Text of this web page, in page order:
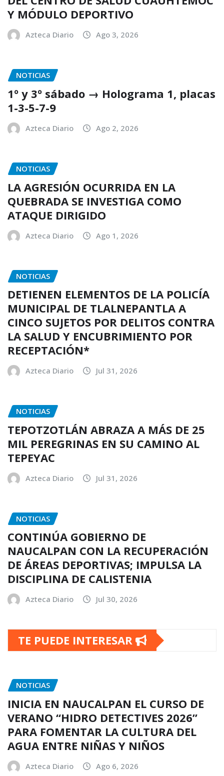
Y MÓDULO DEPORTIVO
Azteca Diario Ago 3, 2026
NOTICIAS
1º y 3º sábado → Holograma 1, placas
1-3-5-7-9
Azteca Diario Ago 2, 2026
NOTICIAS
LA AGRESIÓN OCURRIDA EN LA
QUEBRADA SE INVESTIGA COMO
ATAQUE DIRIGIDO
Azteca Diario Ago 1, 2026
NOTICIAS
DETIENEN ELEMENTOS DE LA POLICÍA
MUNICIPAL DE TLALNEPANTLA A
CINCO SUJETOS POR DELITOS CONTRA
LA SALUD Y ENCUBRIMIENTO POR
RECEPTACIÓN*
Azteca Diario Jul 31, 2026
NOTICIAS
TEPOTZOTLÁN ABRAZA A MÁS DE 25
MIL PEREGRINAS EN SU CAMINO AL
TEPEYAC
Azteca Diario Jul 31, 2026
NOTICIAS
CONTINÚA GOBIERNO DE
NAUCALPAN CON LA RECUPERACIÓN
DE ÁREAS DEPORTIVAS; IMPULSA LA
DISCIPLINA DE CALISTENIA
Azteca Diario Jul 30, 2026
TE PUEDE INTERESAR
NOTICIAS
INICIA EN NAUCALPAN EL CURSO DE
VERANO “HIDRO DETECTIVES 2026”
PARA FOMENTAR LA CULTURA DEL
AGUA ENTRE NIÑAS Y NIÑOS
Azteca Diario Ago 6, 2026